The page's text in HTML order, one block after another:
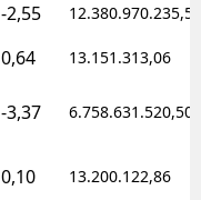
-2,55 12.380.970.235,50
0,64 13.151.313,06
-3,37 6.758.631.520,50
0,10 13.200.122,86